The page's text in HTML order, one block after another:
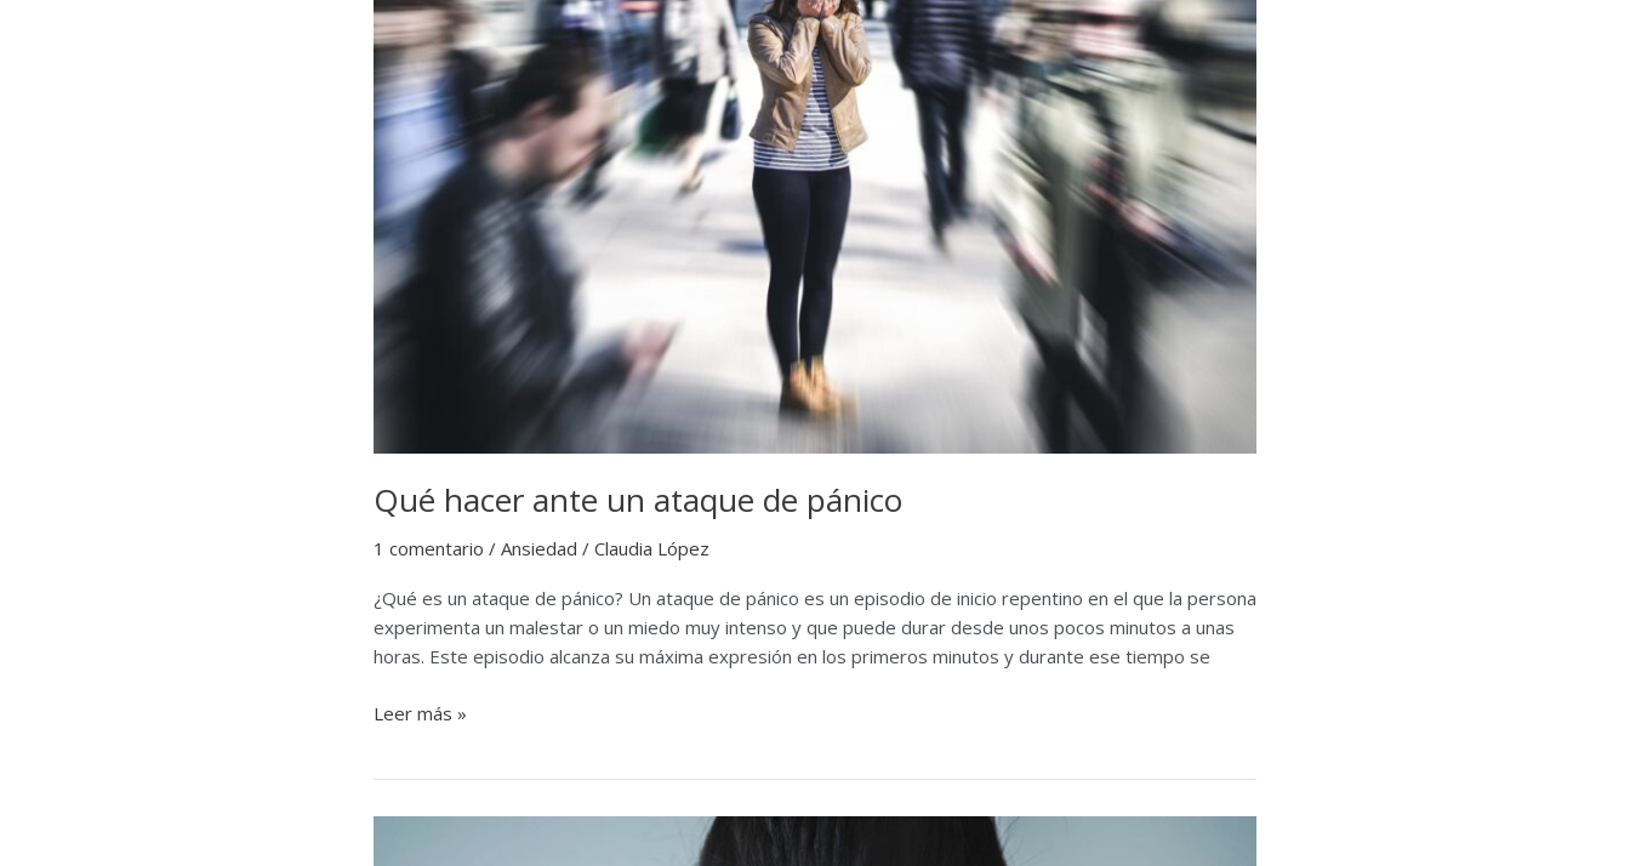
Qué hacer ante un ataque de pánico
1 comentario / Ansiedad / Claudia López
¿Qué es un ataque de pánico? Un ataque de pánico es un episodio de inicio repentino en el que la persona
experimenta un malestar o un miedo muy intenso y que puede durar desde unos pocos minutos a unas
horas. Este episodio alcanza su máxima expresión en los primeros minutos y durante ese tiempo se
Qué
Leer más »